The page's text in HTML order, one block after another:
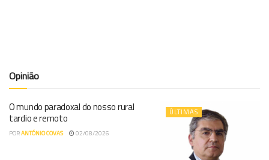
Opinião
ÚLTIMAS
O mundo paradoxal do nosso rural
tardio e remoto
PORANTÓNIO COVAS 02/08/2026